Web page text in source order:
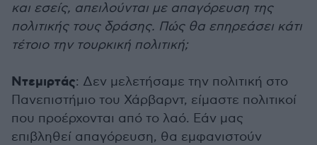
και εσείς, απειλούνται με απαγόρευση της
πολιτικής τους δράσης. Πώς θα επηρεάσει κάτι
τέτοιο την τουρκική πολιτική;
Ντεμιρτάς: Δεν μελετήσαμε την πολιτική στο
Πανεπιστήμιο του Χάρβαρντ, είμαστε πολιτικοί
που προέρχονται από το λαό. Εάν μας
επιβληθεί απαγόρευση, θα εμφανιστούν